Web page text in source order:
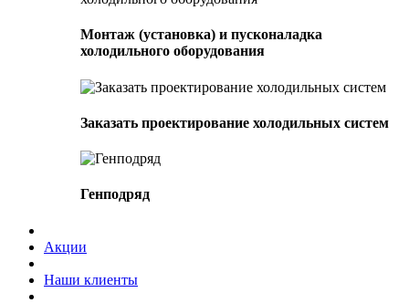
Монтаж (установка) и пусконаладка
холодильного оборудования
Заказать проектирование холодильных систем
Генподряд
Акции
Наши клиенты